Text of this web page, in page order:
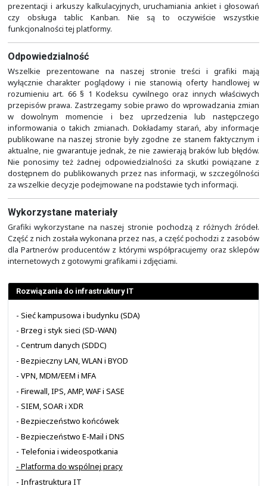
W platformie tej można także wygodnie pracować
projektami, które składać się mogą z wielu podzadań
terminach i zależnościach. Zadania mogą podlegać
urządzeniami mobilnymi i oprogramowaniem
współdzielone pomiędzy różnymi użytkownikami.
każdy od razu wie co uległo zmianie.
Dostępna jest również funkcjonalność kalendarza,
rozmów głosowych, wideo i w formie czata,
elektronicznej, wspólnej pracy na plikach
prezentacji i arkuszy kalkulacyjnych, uruchamiania
czy obsługa tablic Kanban. Nie są to
funkcjonalności tej platformy.
Odpowiedzialność
Wszelkie prezentowane na naszej stronie treści i
wyłącznie charakter poglądowy i nie stanowią oferty
rozumieniu art. 66 § 1 Kodeksu cywilnego oraz
w dowolnym momencie i bez uprzedzenia lub
publikowane na naszej stronie były zgodne ze
aktualne, nie gwarantuje jednak, że nie zawierają
Nie ponosimy też żadnej odpowiedzialności za skutki
dostępnem do publikowanych przez nas informacji, w
za wszelkie decyzje podejmowane na podstawie tych
Wykorzystane materiały
Grafiki wykorzystane na naszej stronie pochodzą z
Część z nich została wykonana przez nas, a część
dla Partnerów producentów z którymi współpracujemy
internetowych z gotowymi grafikami i zdjęciami.